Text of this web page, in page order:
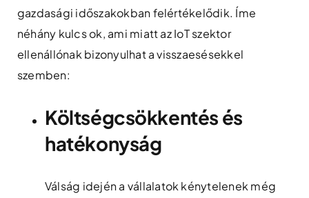
gazdasági időszakokban felértékelődik. Íme
néhány kulcs ok, ami miatt az IoT szektor
ellenállónak bizonyulhat a visszaesésekkel
szemben:
Költségcsökkentés és
hatékonyság
Válság idején a vállalatok kénytelenek még